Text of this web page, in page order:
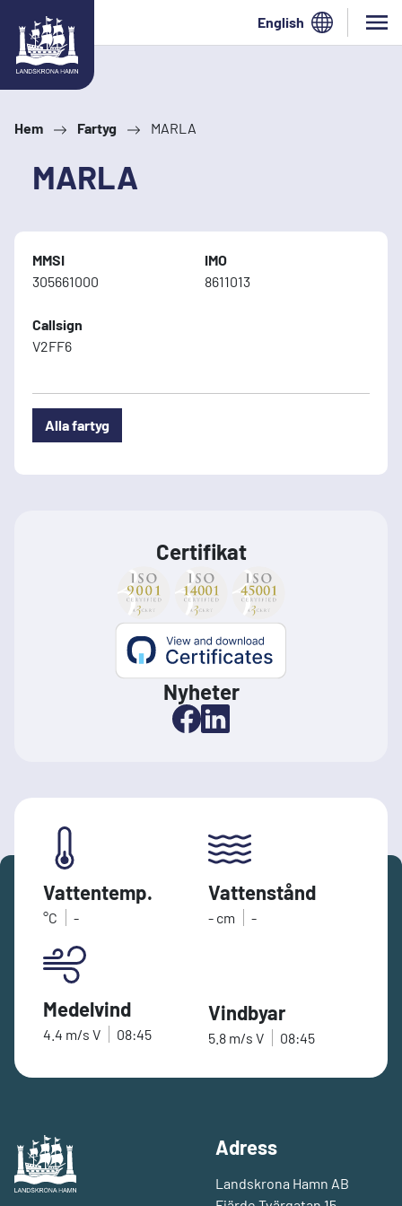
English
Hem Fartyg MARLA
MARLA
MMSI
305661000
IMO
8611013
Callsign
V2FF6
Alla fartyg
Certifikat
Nyheter
Vattentemp.
°C -
Vattenstånd
- cm -
Medelvind
4.4 m/s V 08:45
Vindbyar
5.8 m/s V 08:45
Adress
Landskrona Hamn AB